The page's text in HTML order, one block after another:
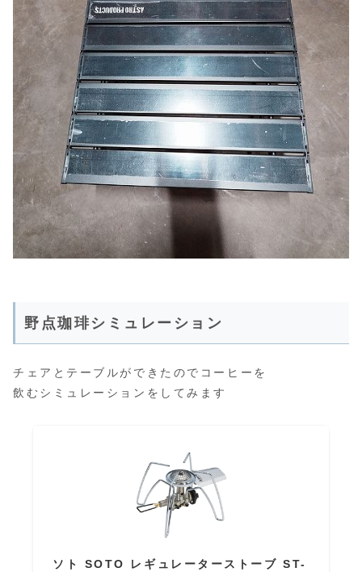
野点珈琲シミュレーション
チェアとテーブルができたのでコーヒーを
飲むシミュレーションをしてみます
ソト SOTO レギュレーターストーブ ST-